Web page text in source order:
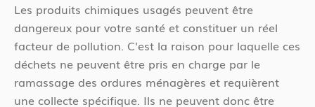
Les produits chimiques usagés peuvent être
dangereux pour votre santé et constituer un réel
facteur de pollution. C'est la raison pour laquelle ces
déchets ne peuvent être pris en charge par le
ramassage des ordures ménagères et requièrent
une collecte spécifique. Ils ne peuvent donc être